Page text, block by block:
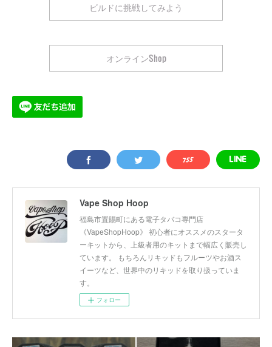
ビルドに挑戦してみよう
オンラインShop
Vape Shop Hoop
福島市置賜町にある電子タバコ専門店
《VapeShopHoop》 初心者にオススメのスタータ
ーキットから、上級者用のキットまで幅広く販売し
ています。 もちろんリキッドもフルーツやお酒ス
イーツなど、世界中のリキッドを取り扱っていま
す。
フォロー